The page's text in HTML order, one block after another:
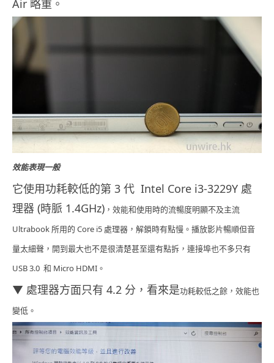
Air 略重。
效能表現一般
它使用功耗較低的第 3 代 Intel Core i3-3229Y 處
理器 (時脈 1.4GHz) ，效能和使用時的流暢度明顯不及主流
Ultrabook 所用的 Core i5 處理器， 解鎖時有點慢。播放影片暢順但音
量太細聲，開到最大也不是很清楚甚至還有點拆，連接埠也不多只有
USB 3.0 和 Micro HDMI。
▼ 處理器方面只有 4.2 分，看來是功耗較低之餘，效能也
變低。